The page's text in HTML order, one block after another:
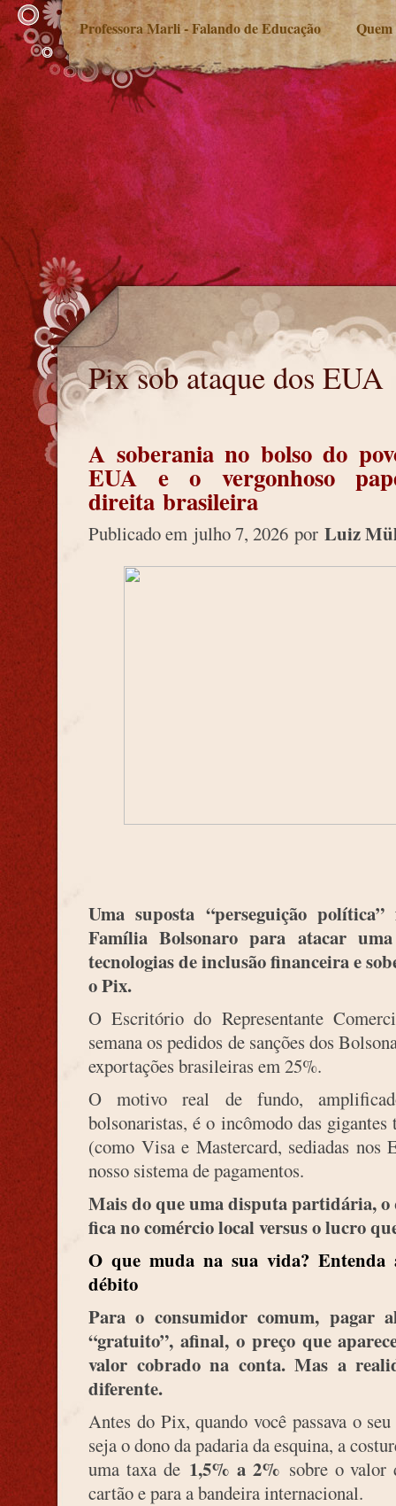
Professora Marli - Falando de Educação Quem
Pix sob ataque dos EUA
Pix sob ataque dos EUA
A soberania no bolso do
EUA e o vergonhoso
direita brasileira
Publicado em julho 7, 2026 por Luiz
Uma suposta “perseguição
Família Bolsonaro para atacar
tecnologias de inclusão financeira e
o Pix.
O Escritório do Representante
semana os pedidos de sanções dos
exportações brasileiras em 25%.
O motivo real de fundo,
bolsonaristas, é o incômodo das
(como Visa e Mastercard, sediadas nos
nosso sistema de pagamentos.
Mais do que uma disputa partidária, o
fica no comércio local versus o lucro
O que muda na sua vida? Entenda
débito
Para o consumidor comum, pagar
“gratuito”, afinal, o preço que
valor cobrado na conta. Mas a
diferente.
Antes do Pix, quando você passava o
seja o dono da padaria da esquina, a
uma taxa de 1,5% a 2% sobre o valor
cartão e para a bandeira internacional.